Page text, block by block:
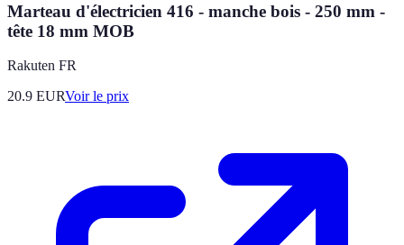
Marteau d'électricien 416 - manche bois - 250 mm -
tête 18 mm MOB
Rakuten FR
20.9 EURVoir le prix